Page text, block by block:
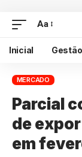
Aa
Inicial Gestão
MERCADO
Parcial
de
em